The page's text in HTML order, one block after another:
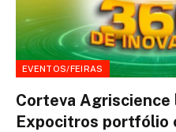
EVENTOS/FEIRAS
Corteva Agriscience
Expocitros portfólio